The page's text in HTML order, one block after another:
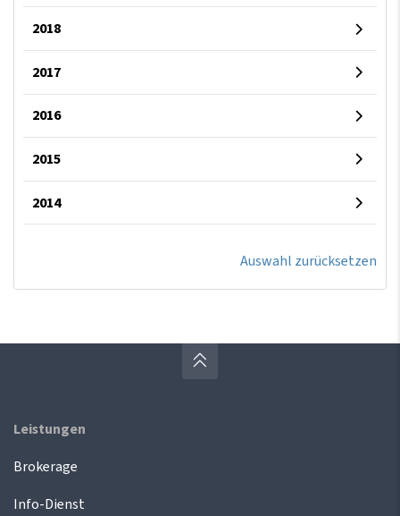
2018
2017
2016
2015
2014
Auswahl zurücksetzen
Leistungen
Brokerage
Info-Dienst